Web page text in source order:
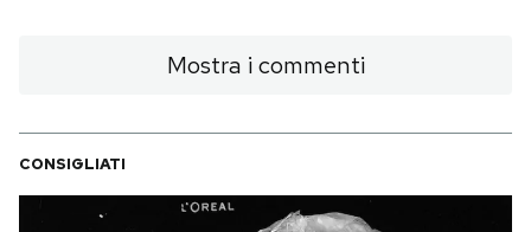
Mostra i commenti
CONSIGLIATI